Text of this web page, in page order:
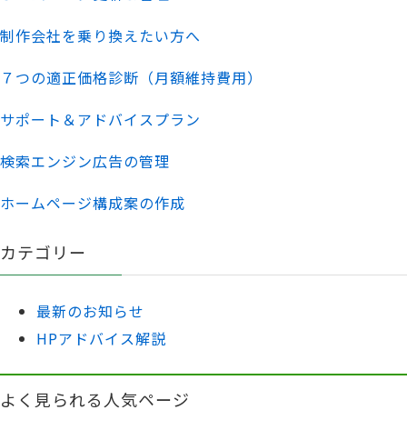
制作会社を乗り換えたい方へ
７つの適正価格診断（月額維持費用）
サポート＆アドバイスプラン
検索エンジン広告の管理
ホームページ構成案の作成
カテゴリー
最新のお知らせ
HPアドバイス解説
よく見られる人気ページ